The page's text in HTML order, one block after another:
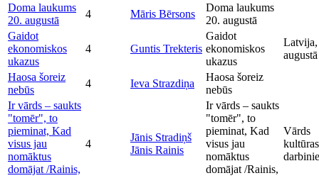
Doma laukums
20. augustā
4 Māris Bērsons
Doma laukums
20. augustā
Gaidot
ekonomiskos
ukazus
4 Guntis Trekteris
Gaidot
ekonomiskos
ukazus
augustā
Haosa šoreiz
nebūs
4 Ieva Strazdiņa
Haosa šoreiz
nebūs
Ir vārds – saukts
"tomēr", to
pieminat, Kad
visus jau
nomāktus
domājat /Rainis,
4
Jānis Stradiņš
Jānis Rainis
Ir vārds – saukts
"tomēr", to
pieminat, Kad
visus jau
nomāktus
domājat /Rainis,
Vārds
kultūras